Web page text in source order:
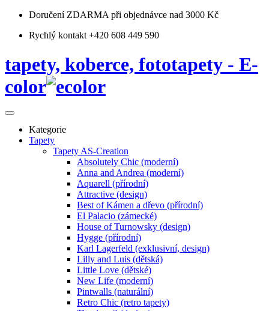
Doručení ZDARMA při objednávce nad 3000 Kč
Rychlý kontakt +420 608 449 590
tapety, koberce, fototapety - E-
color
Kategorie
Tapety
Tapety AS-Creation
Absolutely Chic (moderní)
Anna and Andrea (moderní)
Aquarell (přírodní)
Attractive (design)
Best of Kámen a dřevo (přírodní)
El Palacio (zámecké)
House of Turnowsky (design)
Hygge (přírodní)
Karl Lagerfeld (exklusivní, design)
Lilly and Luis (dětská)
Little Love (dětské)
New Life (moderní)
Pintwalls (naturální)
Retro Chic (retro tapety)